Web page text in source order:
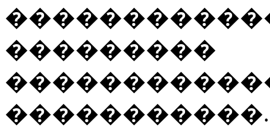
���������